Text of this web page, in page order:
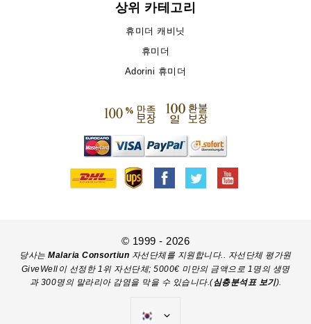
상위 카테고리
휴미더 캐비닛
휴미더
Adorini 휴미더
© 1999 - 2026
당사는Malaria Consortiun 자선단체를 지원합니다.. 자선단체 평가원
GiveWell이 선정한 1위 자선단체; 5000€ 미만의 금액으로 1명의 생명
과 300명의 말라리아 감염을 막을 수 있습니다.(심층분석표 보기).